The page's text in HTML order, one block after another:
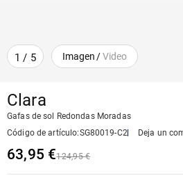
1 / 5 Imagen /Video
Clara
Gafas de sol Redondas Moradas
Código de artículo:SG80019-C2 Deja un
63,95 €124,95 €